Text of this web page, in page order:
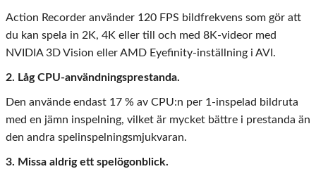
Action Recorder använder 120 FPS bildfrekvens som gör att
du kan spela in 2K, 4K eller till och med 8K-videor med
NVIDIA 3D Vision eller AMD Eyefinity-inställning i AVI.
2. Låg CPU-användningsprestanda.
Den använde endast 17 % av CPU:n per 1-inspelad bildruta
med en jämn inspelning, vilket är mycket bättre i prestanda än
den andra spelinspelningsmjukvaran.
3. Missa aldrig ett spelögonblick.